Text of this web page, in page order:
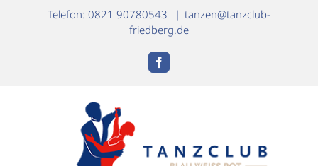
Telefon: 0821 90780543 | tanzen@tanzclub-
friedberg.de
Facebook